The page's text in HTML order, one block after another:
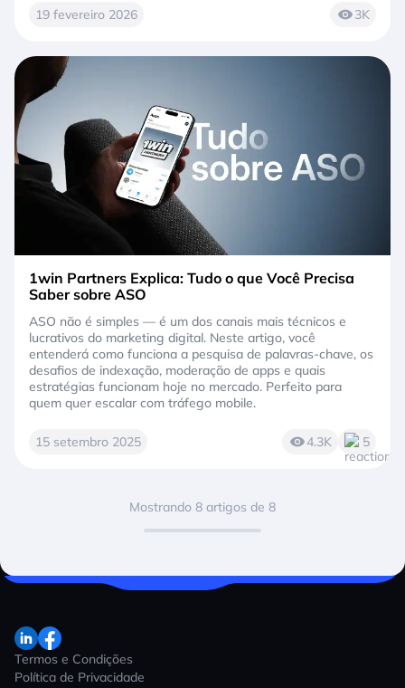
19 fevereiro 2026 3K
1win Partners Explica: Tudo o que Você Precisa
Saber sobre ASO
ASO não é simples — é um dos canais mais técnicos e
lucrativos do marketing digital. Neste artigo, você
entenderá como funciona a pesquisa de palavras-chave, os
desafios de indexação, moderação de apps e quais
estratégias funcionam hoje no mercado. Perfeito para
quem quer escalar com tráfego mobile.
15 setembro 2025 4.3K 5
Mostrando 8 artigos de 8
Termos e Condições
Política de Privacidade